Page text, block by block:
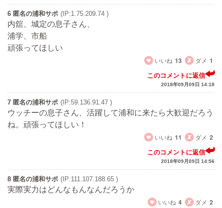
6 匿名の浦和サポ (IP:1.75.209.74 )
内舘、城定の息子さん、
浦学、市船
頑張ってほしい
いいね 13 ダメ 1
このコメントに返信
2018年09月09日 14:18
7 匿名の浦和サポ (IP:59.136.91.47 )
ウッチーの息子さん、活躍して浦和に来たら大歓迎だろう
ね。頑張ってほしい！
いいね 11 ダメ 2
このコメントに返信
2018年09月09日 14:56
8 匿名の浦和サポ (IP:111.107.188.65 )
実際実力はどんなもんなんだろうか
いいね 4 ダメ 2